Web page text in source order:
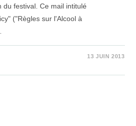
festival. Ce mail intitulé
("Règles sur l'Alcool à
13 JUIN 2013